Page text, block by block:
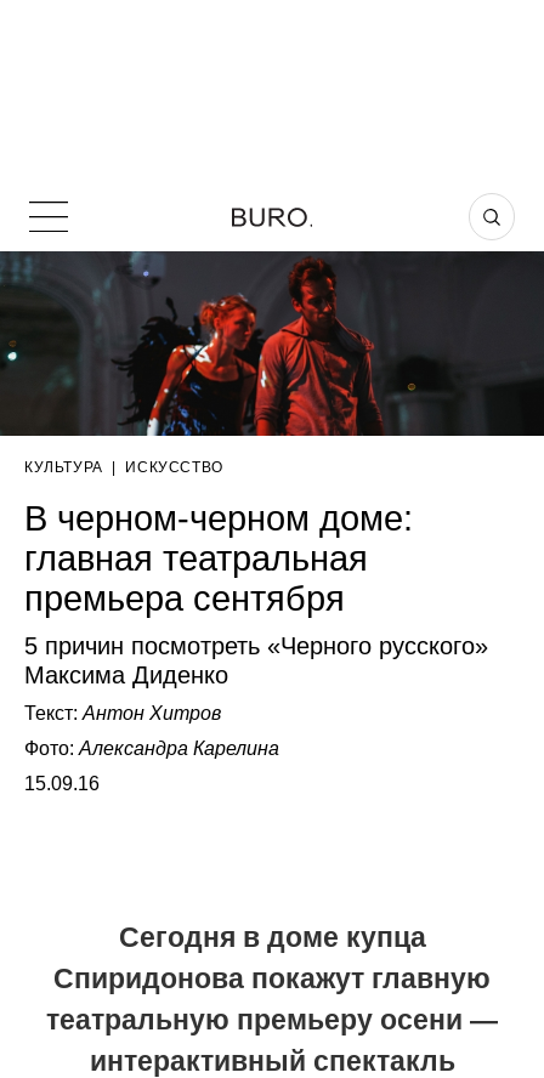
КУЛЬТУРА ИСКУССТВО
В черном-черном доме:
главная театральная
премьера сентября
5 причин посмотреть «Черного русского»
Максима Диденко
Текст: Антон Хитров
Фото: Александра Карелина
15.09.16
Сегодня в доме купца
Спиридонова покажут главную
театральную премьеру осени —
интерактивный спектакль